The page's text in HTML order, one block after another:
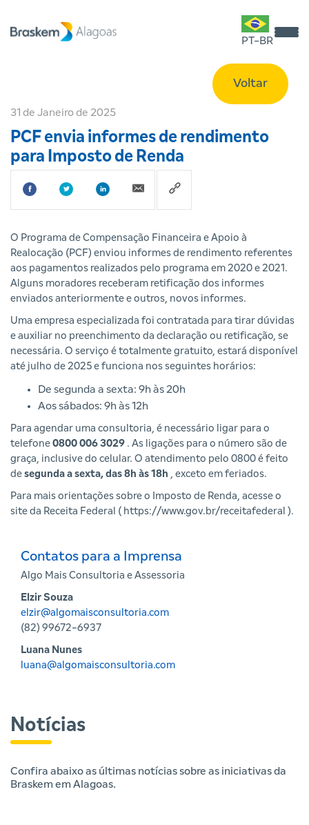
PT-BR
Voltar
31 de Janeiro de 2025
PCF envia informes de rendimento
para Imposto de Renda
O Programa de Compensação Financeira e Apoio à
Realocação (PCF) enviou informes de rendimento referentes
aos pagamentos realizados pelo programa em 2020 e 2021.
Alguns moradores receberam retificação dos informes
enviados anteriormente e outros, novos informes.
Uma empresa especializada foi contratada para tirar dúvidas
e auxiliar no preenchimento da declaração ou retificação, se
necessária. O serviço é totalmente gratuito, estará disponível
até julho de 2025 e funciona nos seguintes horários:
De segunda a sexta: 9h às 20h
Aos sábados: 9h às 12h
Para agendar uma consultoria, é necessário ligar para o
telefone 0800 006 3029 . As ligações para o número são de
graça, inclusive do celular. O atendimento pelo 0800 é feito
de segunda a sexta, das 8h às 18h , exceto em feriados.
Para mais orientações sobre o Imposto de Renda, acesse o
site da Receita Federal ( https://www.gov.br/receitafederal ).
Contatos para a Imprensa
Algo Mais Consultoria e Assessoria
Elzir Souza
elzir@algomaisconsultoria.com
(82) 99672-6937
Luana Nunes
luana@algomaisconsultoria.com
Notícias
Confira abaixo as últimas notícias sobre as iniciativas da
Braskem em Alagoas.